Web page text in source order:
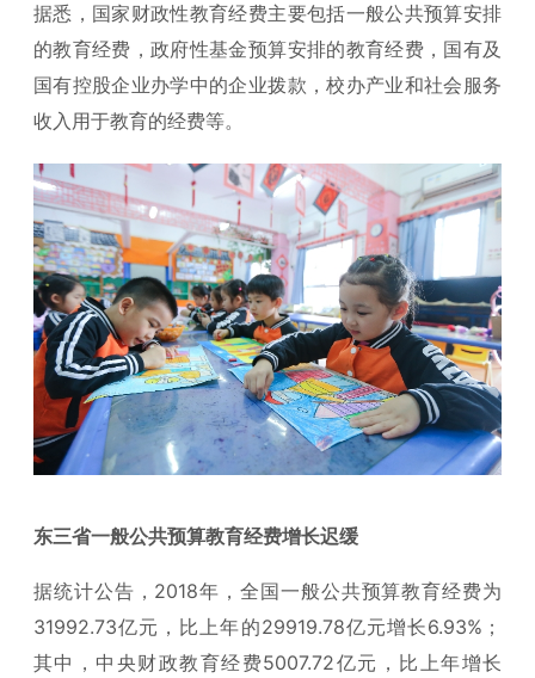
据悉，国家财政性教育经费主要包括一般公共预算安排
的教育经费，政府性基金预算安排的教育经费，国有及
国有控股企业办学中的企业拨款，校办产业和社会服务
收入用于教育的经费等。
东三省一般公共预算教育经费增长迟缓
据统计公告，2018年，全国一般公共预算教育经费为
31992.73亿元，比上年的29919.78亿元增长6.93%；
其中，中央财政教育经费5007.72亿元，比上年增长